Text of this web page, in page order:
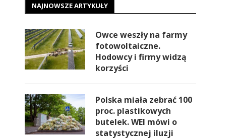
NAJNOWSZE ARTYKUŁY
Owce weszły na farmy
fotowoltaiczne.
Hodowcy i firmy widzą
korzyści
Polska miała zebrać 100
proc. plastikowych
butelek. WEI mówi o
statystycznej iluzji